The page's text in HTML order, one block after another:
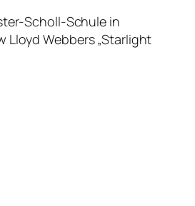
Scholl-Schule in
Webbers „Starlight